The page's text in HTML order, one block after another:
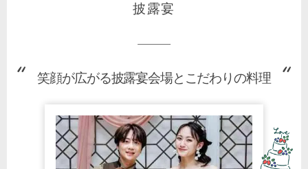
披露宴
笑顔が広がる披露宴会場とこだわりの料理